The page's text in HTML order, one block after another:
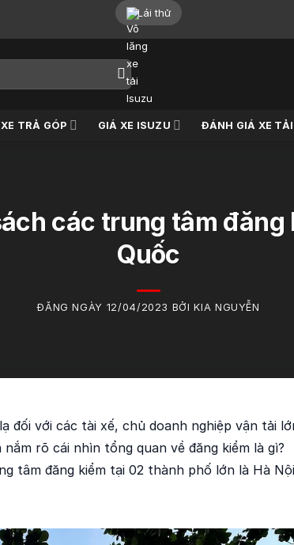
Lái thử
TRẢ GÓP GIÁ XE ISUZU ĐÁNH GIÁ XE TẢI
các trung tâm
Quốc
ĐĂNG NGÀY 12/04/2023 BỞI KIA NGUYỄN
đối với các tài xế, chủ doanh nghiệp vận tải
rõ cái nhìn tổng quan về đăng kiểm là gì?
tâm đăng kiểm tại 02 thành phố lớn là Hà Nội